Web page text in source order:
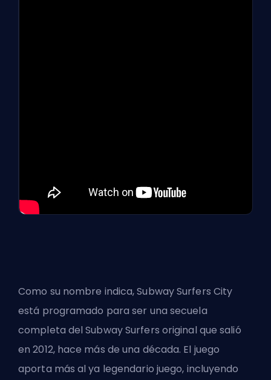
Como su nombre indica, Subway Surfers City
está programado para ser una secuela
completa del Subway Surfers original que salió
en 2012, hace más de una década. El juego
aporta más al ya legendario juego, incluyendo